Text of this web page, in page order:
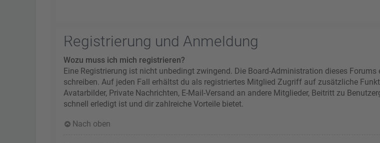
Registrierung und Anmeldung
Wozu muss ich mich registrieren?
Eine Registrierung ist nicht unbedingt zwingend. Die Board-Administration dieses
schreiben. Auf jeden Fall erhältst du als registriertes Mitglied Zugriff auf zusätzliche
Avatarbilder, Private Nachrichten, E-Mail-Versand an andere Mitglieder, Beitritt zu
schnell erledigt ist und dir zahlreiche Vorteile bietet.
Nach oben